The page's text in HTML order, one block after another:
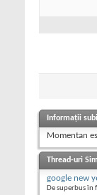
Informații
Momentan
Thread-uri
google new
De superbus în